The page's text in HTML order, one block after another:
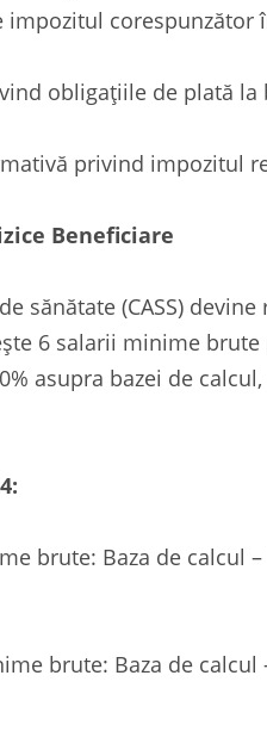
impozitul corespunzător
obligațiile de plată la
privind impozitul
Beneficiare
sănătate (CASS)
6 salarii minime
asupra bazei de
brute: Baza de calcul
brute: Baza de calcul